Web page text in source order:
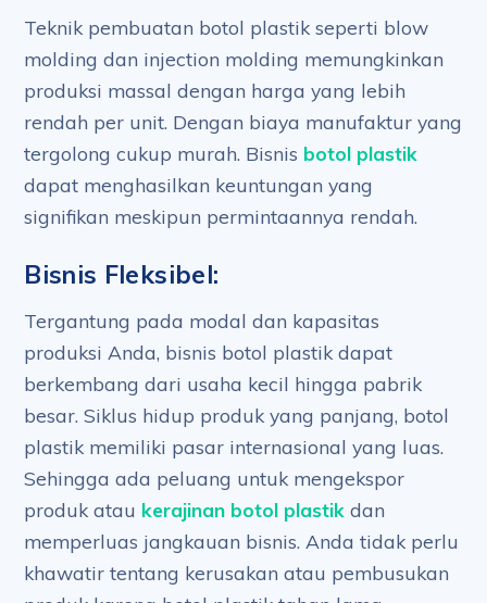
Teknik pembuatan botol plastik seperti blow
molding dan injection molding memungkinkan
produksi massal dengan harga yang lebih
rendah per unit. Dengan biaya manufaktur yang
tergolong cukup murah. Bisnis botol plastik
dapat menghasilkan keuntungan yang
signifikan meskipun permintaannya rendah.
Bisnis Fleksibel:
Tergantung pada modal dan kapasitas
produksi Anda, bisnis botol plastik dapat
berkembang dari usaha kecil hingga pabrik
besar. Siklus hidup produk yang panjang, botol
plastik memiliki pasar internasional yang luas.
Sehingga ada peluang untuk mengekspor
produk atau kerajinan botol plastik dan
memperluas jangkauan bisnis. Anda tidak perlu
khawatir tentang kerusakan atau pembusukan